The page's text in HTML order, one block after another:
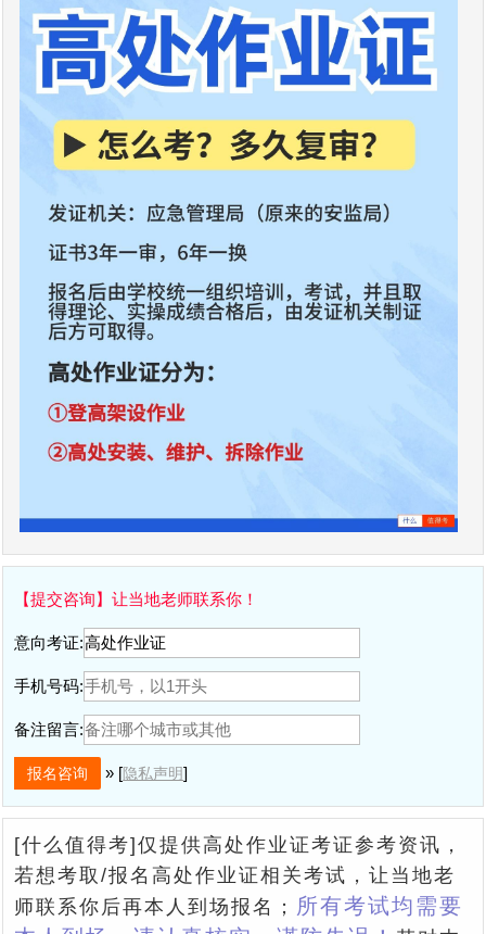
【提交咨询】让当地老师联系你！
意向考证:
手机号码:
备注留言:
» [隐私声明]
[什么值得考]仅提供高处作业证考证参考资讯，
若想考取/报名高处作业证相关考试，让当地老
师联系你后再本人到场报名； 所有考试均需要